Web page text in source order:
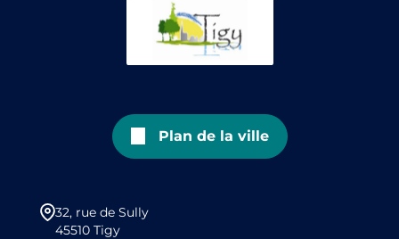
Plan de la ville
32, rue de Sully
45510 Tigy